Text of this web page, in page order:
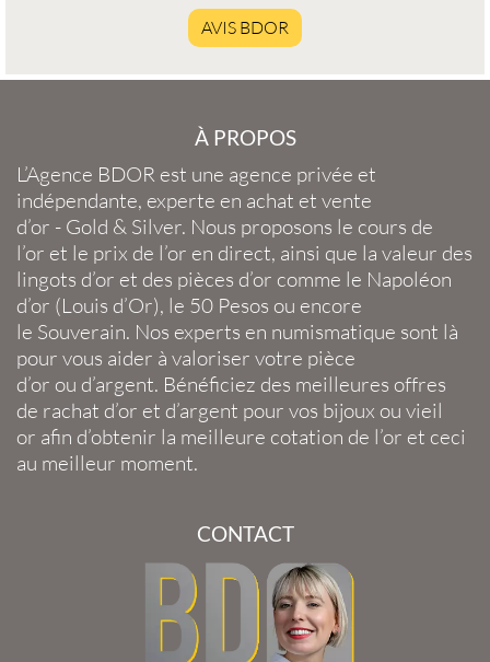
AVIS BDOR
À PROPOS
L’Agence BDOR est une agence privée et
indépendante, experte en achat et vente
d’or - Gold & Silver. Nous proposons le cours de
l’or et le prix de l’or en direct, ainsi que la valeur des
lingots d’or et des pièces d’or comme le Napoléon
d’or (Louis d’Or), le 50 Pesos ou encore
le Souverain. Nos experts en numismatique sont là
pour vous aider à valoriser votre pièce
d’or ou d’argent. Bénéficiez des meilleures offres
de rachat d’or et d’argent pour vos bijoux ou vieil
or afin d’obtenir la meilleure cotation de l’or et ceci
au meilleur moment.
CONTACT